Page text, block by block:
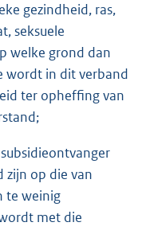
gezindheid, ras,
seksuele
welke grond dan
wordt in dit verband
ter opheffing van
zijn op die van
te weinig
met die